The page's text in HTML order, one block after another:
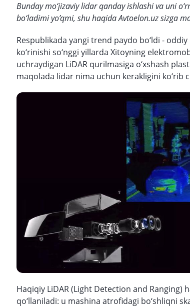
Bunday mo‘jizaviy lidar qanday ishlashi va uni
bo‘ladimi yo’qmi, shu haqida Avtoelon.uz sizga
Respublikada yangi trend paydo bo‘ldi -
ko‘rinishi so‘nggi yillarda Xitoyning
uchraydigan LiDAR qurilmasiga o‘xshash
maqolada lidar nima uchun kerakligini ko‘rib
Haqiqiy LiDAR (Light Detection and
qo‘llaniladi: u mashina atrofidagi bo‘shliqni